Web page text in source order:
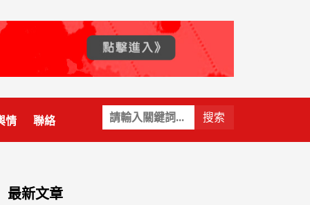
關
鍵
字:
情 聯絡
最新文章